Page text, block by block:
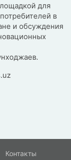
для
в
и обсуждения
Контакты